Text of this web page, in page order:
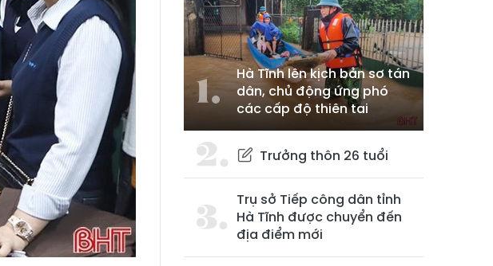
Hà Tĩnh lên kịch bản sơ tán
dân, chủ động ứng phó
các cấp độ thiên tai
Trưởng thôn 26 tuổi
Trụ sở Tiếp công dân tỉnh
Hà Tĩnh được chuyển đến
địa điểm mới